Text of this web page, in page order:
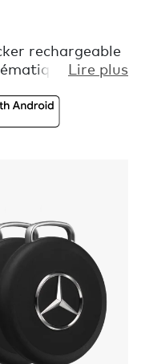
rechargeable
de
au monde,
Google, et
Lire plus